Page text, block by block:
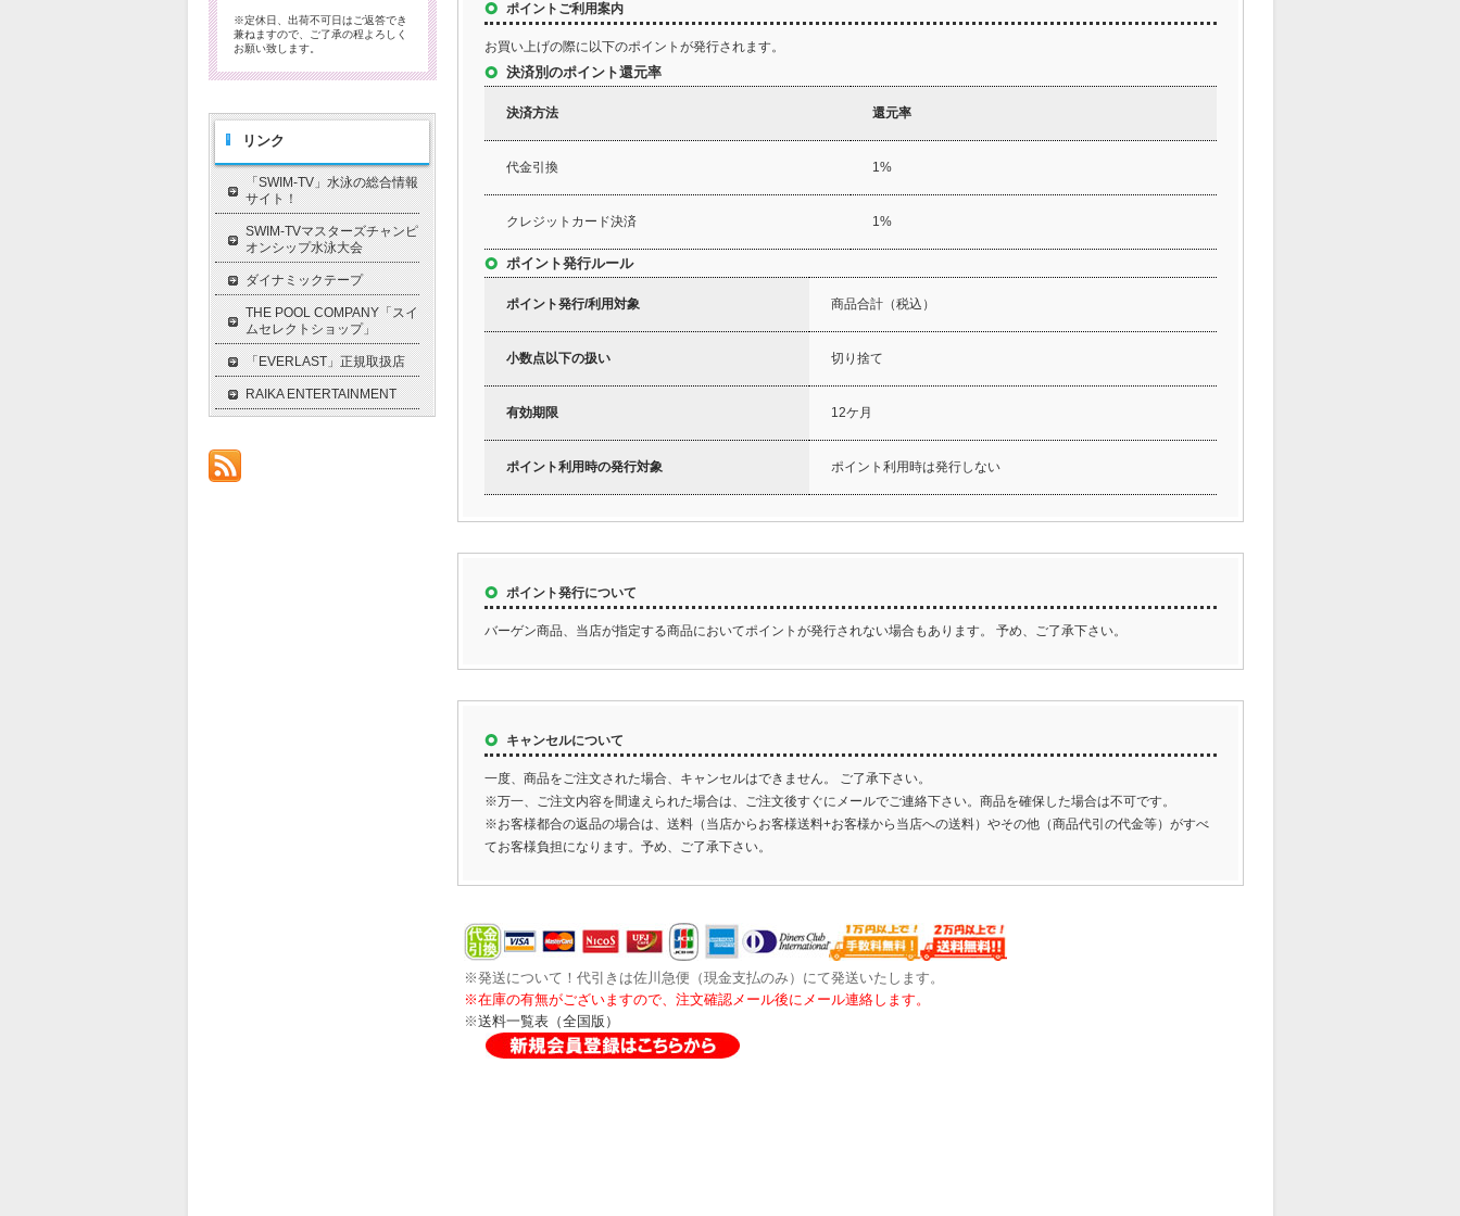
ポイントご利用案内
お買い上げの際に以下のポイントが発行されます。
決済別のポイント還元率
決済方法 還元率
代金引換 1%
クレジットカード決済 1%
ポイント発行ルール
ポイント発行/利用対象 商品合計（税込）
小数点以下の扱い 切り捨て
有効期限 12ケ月
ポイント利用時の発行対象 ポイント利用時は発行しない
ポイント発行について
バーゲン商品、当店が指定する商品においてポイントが発行されない場合もあります。 予め、ご了承下さい。
キャンセルについて
一度、商品をご注文された場合、キャンセルはできません。 ご了承下さい。
※万一、ご注文内容を間違えられた場合は、ご注文後すぐにメールでご連絡下さい。商品を確保した場合は不可です。
※お客様都合の返品の場合は、送料（当店からお客様送料+お客様から当店への送料）やその他（商品代引の代金等）がすべ
てお客様負担になります。予め、ご了承下さい。
※発送について！代引きは佐川急便（現金支払のみ）にて発送いたします。
※在庫の有無がございますので、注文確認メール後にメール連絡します。
※送料一覧表（全国版）
※定休日、出荷不可日はご返答でき
兼ねますので、ご了承の程よろしく
お願い致します。
リンク
「SWIM-TV」水泳の総合情報
サイト！
SWIM-TVマスターズチャンピ
オンシップ水泳大会
ダイナミックテープ
THE POOL COMPANY「スイ
ムセレクトショップ」
「EVERLAST」正規取扱店
RAIKA ENTERTAINMENT